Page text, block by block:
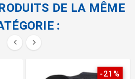
DE LA MÊME
:
 
-21%